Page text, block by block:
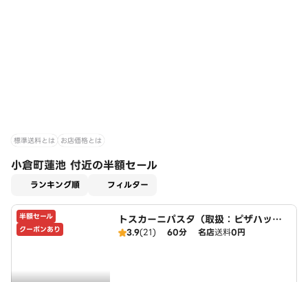
標準送料とは お店価格とは
小倉町蓮池 付近の半額セール
ランキング順 フィルター
半額セール
クーポンあり
トスカーニパスタ（取扱：ピザハット
宇治小倉店）
3.9(21) 60分 名店送料0円